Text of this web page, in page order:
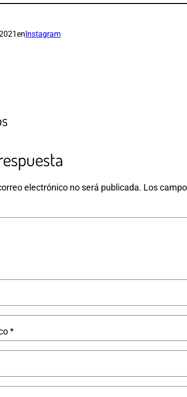
enInstagram
electrónico no será publicada. Los
*